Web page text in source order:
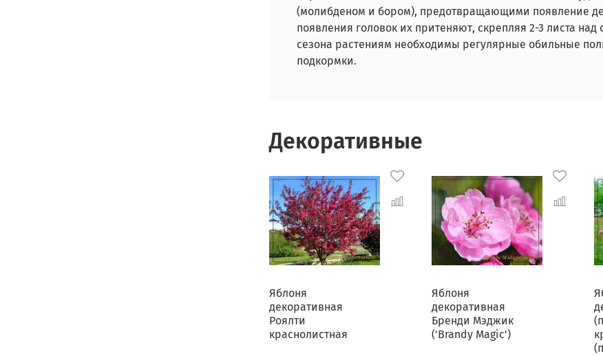
(молибденом и бором), предотвращающими появление
появления головок их притеняют, скрепляя 2-3 листа
сезона растениям необходимы регулярные обильные
подкормки.
Декоративные
Яблоня
декоративная
Роялти
краснолистная
Яблоня
декоративная
Бренди Мэджик
('Brandy Magic')